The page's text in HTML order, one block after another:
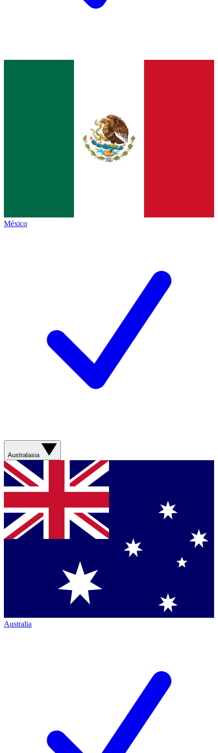
México
Australasia
Australia